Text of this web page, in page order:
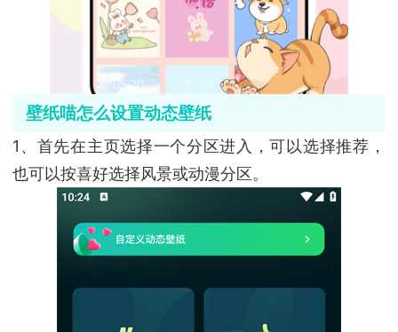
壁纸喵怎么设置动态壁纸
1、首先在主页选择一个分区进入，可以选择推荐，
也可以按喜好选择风景或动漫分区。